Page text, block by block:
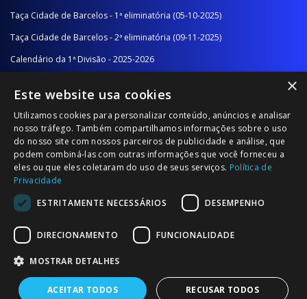
Taça Cidade de Barcelos - 1ª eliminatória (05-10-2025)
Taça Cidade de Barcelos - 2ª eliminatória (09-11-2025)
Calendário da 1ª Divisão - 2025-2026
Calendário da 2ª Divisão - Série B - 2025-2026
Calendário da Época
NOTÍCIAS/COMUNICADOS
Notícias
Comunicados
© 2026 Associação Futebol Popular Barcelos
×
Este website usa cookies
Utilizamos cookies para personalizar conteúdo, anúncios e analisar
nosso tráfego. Também compartilhamos informações sobre o uso
do nosso site com nossos parceiros de publicidade e análise, que
podem combiná-las com outras informações que você forneceu a
eles ou que eles coletaram do uso de seus serviços. Política de
Privacidade
ESTRITAMENTE NECESSÁRIOS
DESEMPENHO
DIRECIONAMENTO FUNCIONALIDADE
MOSTRAR DETALHES
ACEITAR TODOS RECUSAR TODOS